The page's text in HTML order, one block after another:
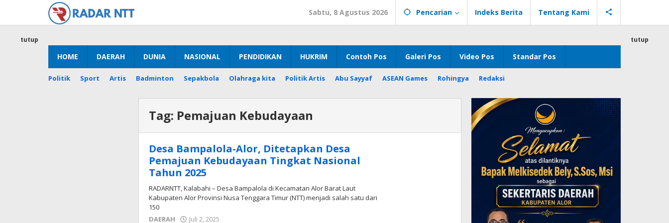
konten
Sabtu, 8 Agustus 2026 Pencarian Indeks Berita Tentang Kami
HOME DAERAH DUNIA NASIONAL PENDIDIKAN HUKRIM Contoh Pos Galeri Pos Video Pos Standar Pos
Politik Sport Artis Badminton Sepakbola Olahraga kita Politik Artis Abu Sayyaf ASEAN Games Rohingya Redaksi
tutup tutup
Tag: Pemajuan Kebudayaan
Desa Bampalola-Alor, Ditetapkan Desa
Pemajuan Kebudayaan Tingkat Nasional
Tahun 2025
RADARNTT, Kalabahi – Desa Bampalola di Kecamatan Alor Barat Laut
Kabupaten Alor Provinsi Nusa Tenggara Timur (NTT) menjadi salah satu dari
150
DAERAH
Juli 2, 2025